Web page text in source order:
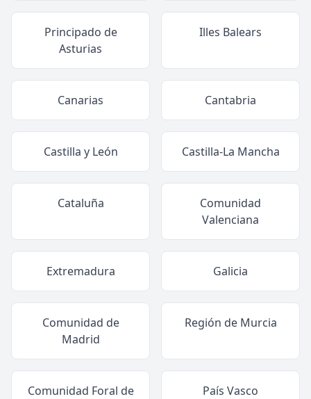
Principado de
Asturias
Illes Balears
Canarias Cantabria
Castilla y León Castilla-La Mancha
Cataluña
Comunidad
Valenciana
Extremadura Galicia
Comunidad de
Madrid
Región de Murcia
Comunidad Foral de
País Vasco